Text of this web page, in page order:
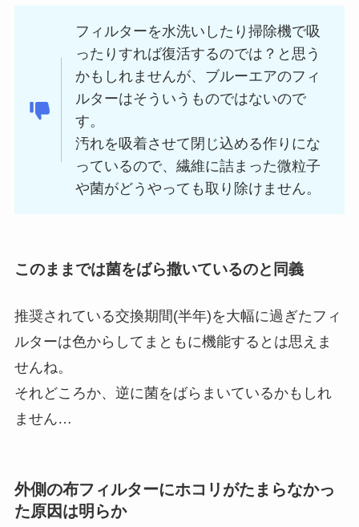
フィルターを水洗いしたり掃除機で吸
ったりすれば復活するのでは？と思う
かもしれませんが、ブルーエアのフィ
ルターはそういうものではないので
す。
汚れを吸着させて閉じ込める作りにな
っているので、繊維に詰まった微粒子
や菌がどうやっても取り除けません。
このままでは菌をばら撒いているのと同義
推奨されている交換期間(半年)を大幅に過ぎたフィ
ルターは色からしてまともに機能するとは思えま
せんね。
それどころか、逆に菌をばらまいているかもしれ
ません…
外側の布フィルターにホコリがたまらなかっ
た原因は明らか